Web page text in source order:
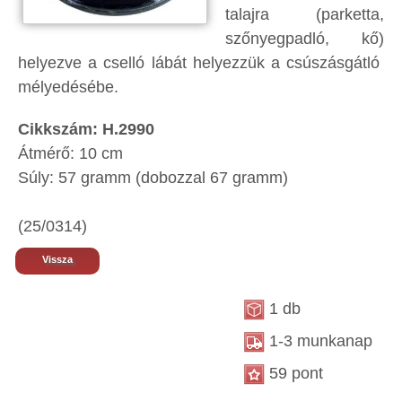
talajra (parketta,
szőnyegpadló, kő)
helyezve a cselló lábát helyezzük a csúszásgátló
mélyedésébe.
Cikkszám: H.2990
Átmérő: 10 cm
Súly: 57 gramm (dobozzal 67 gramm)
(25/0314)
Vissza
1 db
1-3 munkanap
59 pont